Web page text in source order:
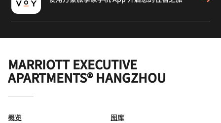
MARRIOTT EXECUTIVE
APARTMENTS® HANGZHOU
概览
图库